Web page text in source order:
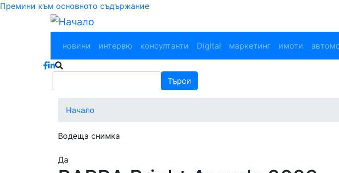
Премини към основното съдържание
Main navigation
новини интервю консултанти Digital маркетинг имоти
Търси
Начало
Водеща снимка
Да